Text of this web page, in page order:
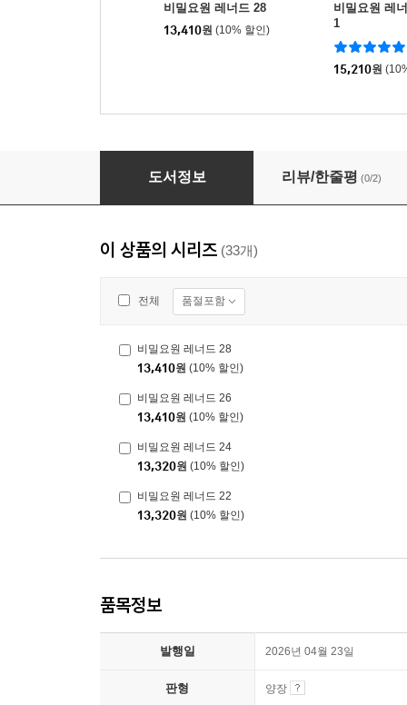
비밀요원 레너드 28
13,410원 (10% 할인)
비밀요원 레
1
15,210원
비밀요원 레너드 27
도서정보 리뷰/한줄평 (0/2)
이 상품의 시리즈 (33개)
전체 품절포함
비밀요원 레너드 28
13,410원 (10% 할인)
비밀요원 레너드 26
13,410원 (10% 할인)
비밀요원 레너드 24
13,320원 (10% 할인)
비밀요원 레너드 22
13,320원 (10% 할인)
품목정보
발행일 2026년 04월 23일
판형 양장